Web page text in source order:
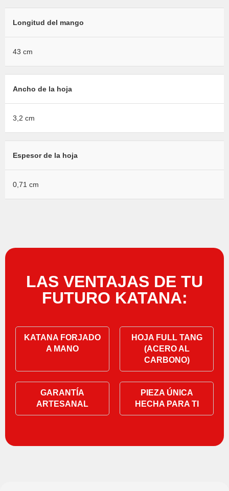
Longitud del mango
43 cm
Ancho de la hoja
3,2 cm
Espesor de la hoja
0,71 cm
LAS VENTAJAS DE TU
FUTURO KATANA:
KATANA FORJADO
A MANO
HOJA FULL TANG
(ACERO AL
CARBONO)
GARANTÍA
ARTESANAL
PIEZA ÚNICA
HECHA PARA TI